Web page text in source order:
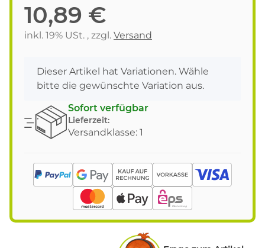
10,89 €
inkl. 19% USt. , zzgl. Versand
x
Dieser Artikel hat Variationen. Wähle
bitte die gewünschte Variation aus.
Sofort verfügbar
Lieferzeit:
Versandklasse: 1